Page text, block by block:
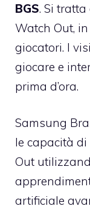
BGS. Si
Watch Out,
giocatori. I
giocare e
prima d’ora.
Samsung
le capacità
Out
artificiale